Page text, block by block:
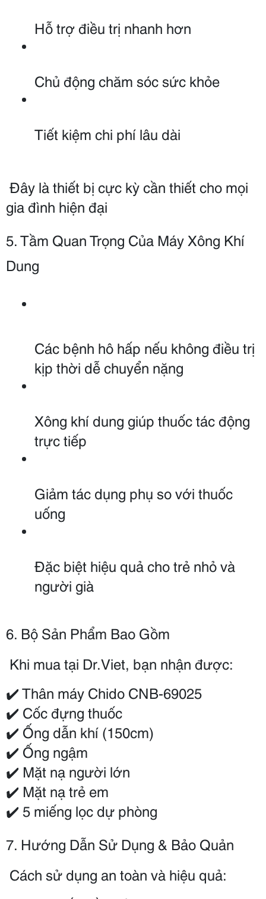
Hỗ trợ điều trị nhanh hơn
Chủ động chăm sóc sức khỏe
Tiết kiệm chi phí lâu dài
gia đình hiện đại
5. Tầm Quan Trọng Của Máy Xông Khí
Dung
Các bệnh hô hấp nếu không điều trị
kịp thời dễ chuyển nặng
Xông khí dung giúp thuốc tác động
trực tiếp
Giảm tác dụng phụ so với thuốc
uống
Đặc biệt hiệu quả cho trẻ nhỏ và
người già
6. Bộ Sản Phẩm Bao Gồm
Khi mua tại Dr.Viet, bạn nhận được:
✔️ Thân máy Chido CNB-69025
✔️ Cốc đựng thuốc
✔️ Ống dẫn khí (150cm)
✔️ Ống ngậm
✔️ Mặt nạ người lớn
✔️ Mặt nạ trẻ em
✔️ 5 miếng lọc dự phòng
7. Hướng Dẫn Sử Dụng & Bảo Quản
Cách sử dụng an toàn và hiệu quả: